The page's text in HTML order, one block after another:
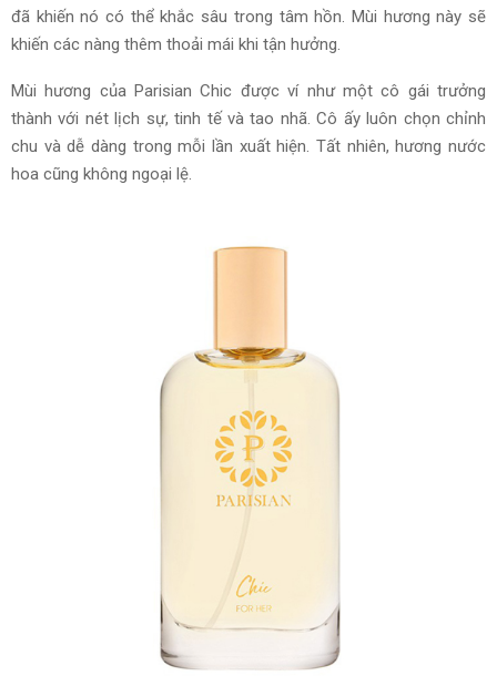
đã khiến nó có thể khắc sâu trong tâm hồn. Mùi hương này sẽ
khiến các nàng thêm thoải mái khi tận hưởng.
Mùi hương của Parisian Chic được ví như một cô gái trưởng
thành với nétlịch sự, tinh tếvà tao nhã. Cô ấy luôn chọn chỉnh
chu vàdễ dàng trong mỗi lần xuất hiện. Tất nhiên, hương nước
hoa cũng không ngoại lệ.